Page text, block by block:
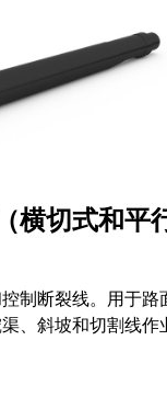
横切式和平
制断裂线。用于路
、斜坡和切割线作